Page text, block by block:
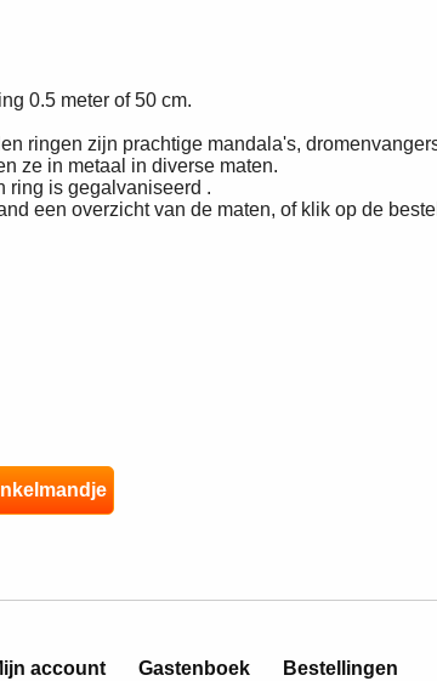
0.5 meter of 50 cm.
ringen zijn prachtige mandala's,
ze in metaal in diverse maten.
ring is gegalvaniseerd .
een overzicht van de maten, of klik op de
account Gastenboek Bestellingen